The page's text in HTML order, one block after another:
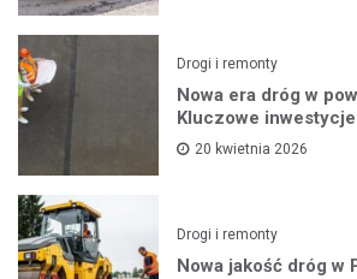
Drogi i remonty
Nowa era dróg w
Kluczowe
20 kwietnia 2026
Drogi i remonty
Nowa jakość dróg w